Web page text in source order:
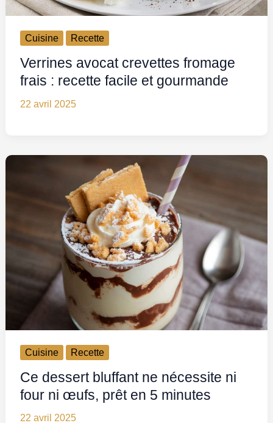
Cuisine Recette
Verrines avocat crevettes fromage
frais : recette facile et gourmande
22 avril 2025
Cuisine Recette
Ce dessert bluffant ne nécessite ni
four ni œufs, prêt en 5 minutes
22 avril 2025